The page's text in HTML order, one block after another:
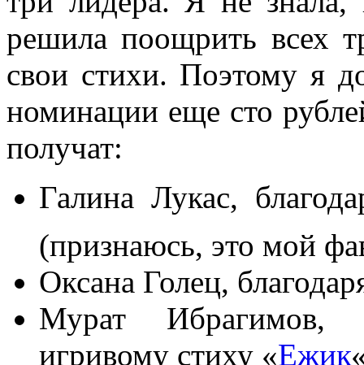
решила поощрить всех
свои стихи. Поэтому я
номинации еще сто
получат:
Галина Лукас,
(признаюсь, это мой
Оксана Голец,
Мурат Ибрагимов,
игривому стиху «Ежик